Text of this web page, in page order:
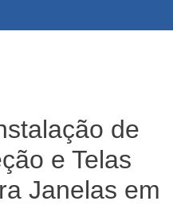
de
e Telas
Janelas em